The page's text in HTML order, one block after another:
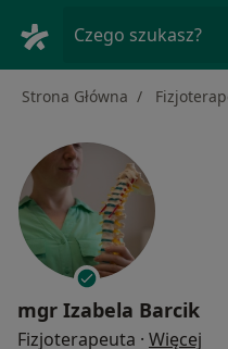
Czego szukasz?
Strona Główna
mgr Izabela Barcik
Fizjoterapeuta · Więcej